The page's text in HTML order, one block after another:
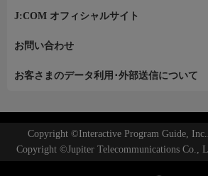
J:COM オフィシャルサイト
お問い合わせ
お客さまのデータ利用･外部送信について
Copyright ©Interactive Program Guide,
Copyright ©Jupiter Telecommunications Co.,